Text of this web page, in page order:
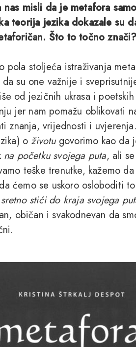
nas misli da je metafora
teorija jezika dokazale su
Što to točno znači?
pola stoljeća istraživanja
da su one važnije i
od jezičnih ukrasa i
jer nam pomažu oblikovati
znanja, vrijednosti i
oživotugovorimo kao da
na početku svojega puta, ali
teške trenutke, kažemo da
ćemo se uskoro osloboditi
sretno stići do kraja svojega
običan i svakodnevan da